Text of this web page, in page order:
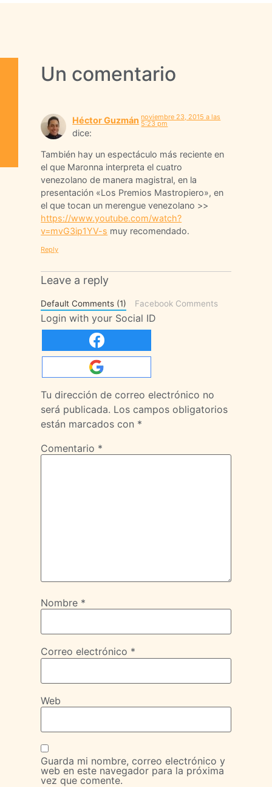
Un comentario
Héctor Guzmán
dice:
noviembre 23, 2015 a las
5:23 pm
También hay un espectáculo más reciente en
el que Maronna interpreta el cuatro
venezolano de manera magistral, en la
presentación «Los Premios Mastropiero», en
el que tocan un merengue venezolano >>
https://www.youtube.com/watch?
v=mvG3ip1YV-s muy recomendado.
Reply
Leave a reply
Default Comments (1) Facebook Comments
Login with your Social ID
Tu dirección de correo electrónico no
será publicada. Los campos obligatorios
están marcados con *
Comentario *
Nombre *
Correo electrónico *
Web
Guarda mi nombre, correo electrónico y
web en este navegador para la próxima
vez que comente.